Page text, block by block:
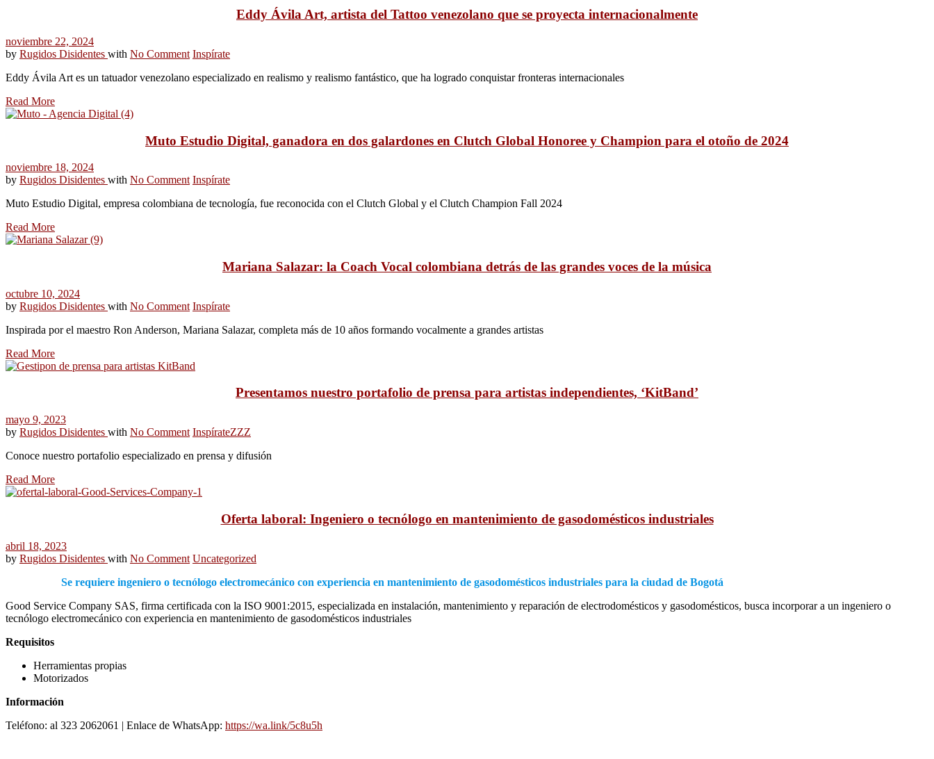
Eddy Ávila Art, artista del Tattoo venezolano que se proyecta internacionalmente
noviembre 22, 2024
by Rugidos Disidentes with No Comment Inspírate
Eddy Ávila Art es un tatuador venezolano especializado en realismo y realismo fantástico, que ha logrado conquistar fronteras internacionales
Read More
Muto Estudio Digital, ganadora en dos galardones en Clutch Global Honoree y Champion para el otoño de 2024
noviembre 18, 2024
by Rugidos Disidentes with No Comment Inspírate
Muto Estudio Digital, empresa colombiana de tecnología, fue reconocida con el Clutch Global y el Clutch Champion Fall 2024
Read More
Mariana Salazar: la Coach Vocal colombiana detrás de las grandes voces de la música
octubre 10, 2024
by Rugidos Disidentes with No Comment Inspírate
Inspirada por el maestro Ron Anderson, Mariana Salazar, completa más de 10 años formando vocalmente a grandes artistas
Read More
Presentamos nuestro portafolio de prensa para artistas independientes, ‘KitBand’
mayo 9, 2023
by Rugidos Disidentes with No Comment InspírateZZZ
Conoce nuestro portafolio especializado en prensa y difusión
Read More
Oferta laboral: Ingeniero o tecnólogo en mantenimiento de gasodomésticos industriales
abril 18, 2023
by Rugidos Disidentes with No Comment Uncategorized
Se requiere ingeniero o tecnólogo electromecánico con experiencia en mantenimiento de gasodomésticos industriales para la ciudad de Bogotá
Good Service Company SAS, firma certificada con la ISO 9001:2015, especializada en instalación, mantenimiento y reparación de electrodomésticos y gasodomésticos, busca incorporar a un ingeniero o
tecnólogo electromecánico con experiencia en mantenimiento de gasodomésticos industriales
Requisitos
Herramientas propias
Motorizados
Información
Teléfono: al 323 2062061 | Enlace de WhatsApp: https://wa.link/5c8u5h